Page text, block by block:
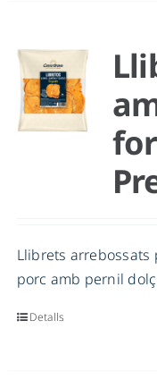
Llibrets
porc amb pernil
Detalls